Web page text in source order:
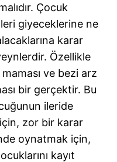
Çocuk
giyeceklerine ne
karar
Özellikle
ve bezi arz
bir gerçektir. Bu
ileride
için, zor bir karar
oynatmak için,
kayıt